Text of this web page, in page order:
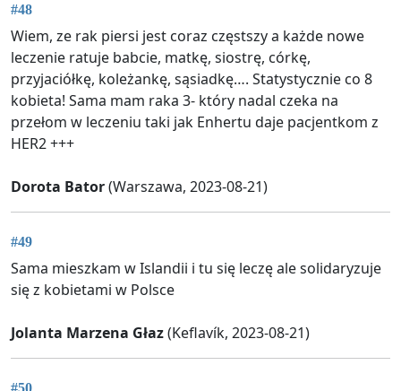
#48
Wiem, ze rak piersi jest coraz częstszy a każde nowe
leczenie ratuje babcie, matkę, siostrę, córkę,
przyjaciółkę, koleżankę, sąsiadkę…. Statystycznie co 8
kobieta! Sama mam raka 3- który nadal czeka na
przełom w leczeniu taki jak Enhertu daje pacjentkom z
HER2 +++
Dorota Bator(Warszawa, 2023-08-21)
#49
Sama mieszkam w Islandii i tu się leczę ale solidaryzuje
się z kobietami w Polsce
Jolanta Marzena Głaz(Keflavík, 2023-08-21)